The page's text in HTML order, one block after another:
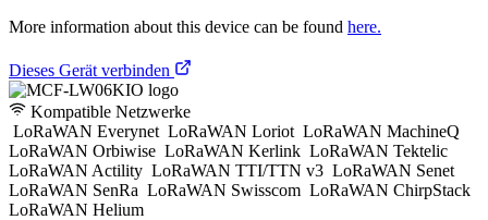
More information about this device can be found here.
Dieses Gerät verbinden
Kompatible Netzwerke
LoRaWAN Everynet LoRaWAN Loriot LoRaWAN MachineQ
LoRaWAN Orbiwise LoRaWAN Kerlink LoRaWAN Tektelic
LoRaWAN Actility LoRaWAN TTI/TTN v3 LoRaWAN Senet
LoRaWAN SenRa LoRaWAN Swisscom LoRaWAN ChirpStack
LoRaWAN Helium